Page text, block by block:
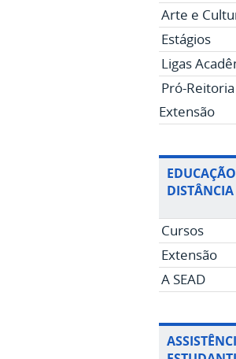
Arte e
Estágios
Ligas
Pró-
Extensão
DISTÂNCIA
Cursos
Extensão
A SEAD